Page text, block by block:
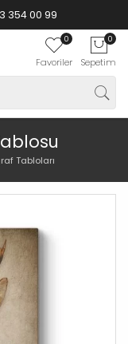
354 00 99
0
Favoriler
0
Sepetim
Tabloları